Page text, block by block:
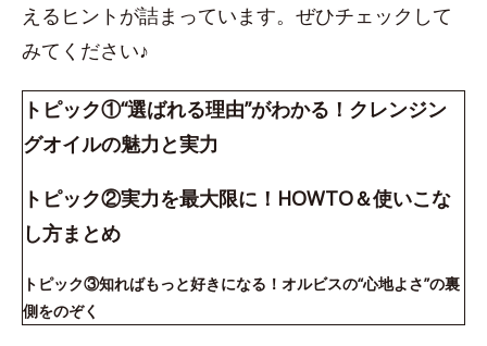
えるヒントが詰まっています。ぜひチェックして
みてください♪
トピック①“選ばれる理由”がわかる！クレンジン
グオイルの魅力と実力
トピック②実力を最大限に！HOWTO＆使いこな
し方まとめ
トピック③知ればもっと好きになる！オルビスの“心地よさ”の裏
側をのぞく